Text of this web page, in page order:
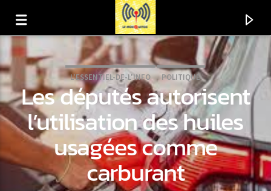
L'ESSENTIEL-DE-L'INFO POLITIQUE
Les députés autorisent
l’utilisation des huiles
usagées comme
carburant